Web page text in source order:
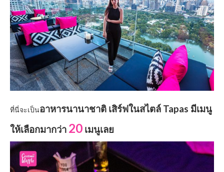
ที่นี่จะเป็นอาหารนานาชาติ เสิร์ฟในสไตล์ Tapas มีเมนู
ให้เลือกมากว่า 20 เมนูเลย